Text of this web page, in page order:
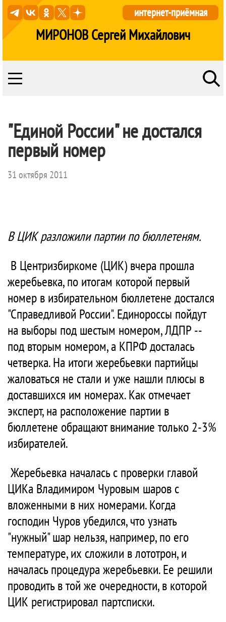
МИРОНОВ Сергей Михайлович
интернет-приёмная
"Единой России" не достался
первый номер
31 октября 2011
В ЦИК разложили партии по бюллетеням.
В Центризбиркоме (ЦИК) вчера прошла
жеребьевка, по итогам которой первый
номер в избирательном бюллетене достался
"Справедливой России". Единороссы пойдут
на выборы под шестым номером, ЛДПР --
под вторым номером, а КПРФ досталась
четверка. На итоги жеребьевки партийцы
жаловаться не стали и уже нашли плюсы в
доставшихся им номерах. Как отмечает
эксперт, на расположение партии в
бюллетене обращают внимание только 2-3%
избирателей.
Жеребьевка началась с проверки главой
ЦИКа Владимиром Чуровым шаров с
вложенными в них номерами. Когда
господин Чуров убедился, что узнать
"нужный" шар нельзя, например, по его
температуре, их сложили в лототрон, и
началась процедура жеребьевки. Ее решили
проводить в той же очередности, в которой
ЦИК регистрировал партсписки.